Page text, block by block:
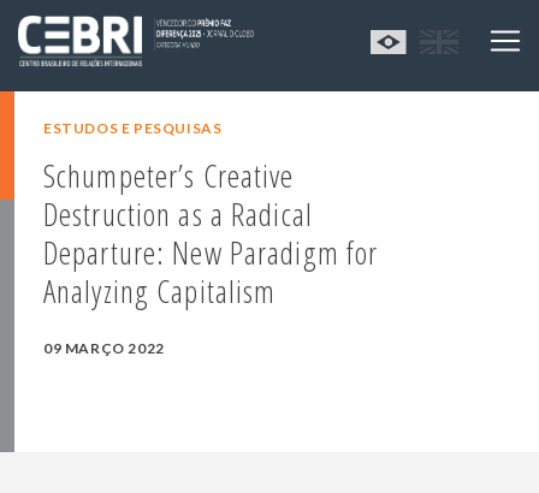
ESTUDOS E PESQUISAS
Schumpeter’s Creative
Destruction as a Radical
Departure: New Paradigm for
Analyzing Capitalism
09 MARÇO 2022